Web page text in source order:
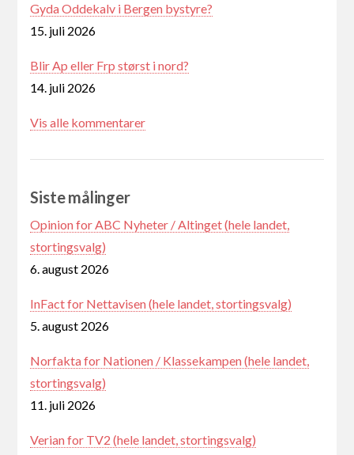
Gyda Oddekalv i Bergen bystyre?
15. juli 2026
Blir Ap eller Frp størst i nord?
14. juli 2026
Vis alle kommentarer
Siste målinger
Opinion for ABC Nyheter / Altinget (hele landet,
stortingsvalg)
6. august 2026
InFact for Nettavisen (hele landet, stortingsvalg)
5. august 2026
Norfakta for Nationen / Klassekampen (hele landet,
stortingsvalg)
11. juli 2026
Verian for TV2 (hele landet, stortingsvalg)